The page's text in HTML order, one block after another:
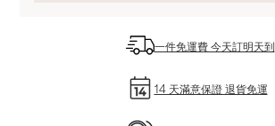
一件免運費 今天訂明天到
14 天滿意保證 退貨免運